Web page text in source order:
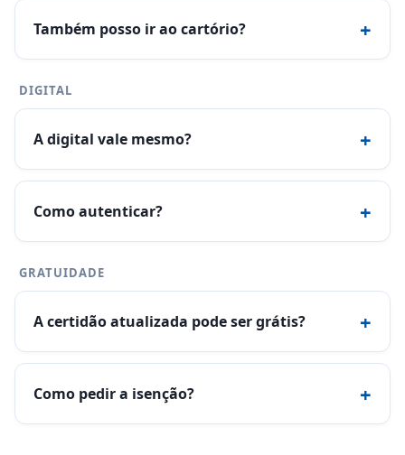
Também posso ir ao cartório? +
DIGITAL
A digital vale mesmo? +
Como autenticar? +
GRATUIDADE
A certidão atualizada pode ser grátis? +
Como pedir a isenção? +